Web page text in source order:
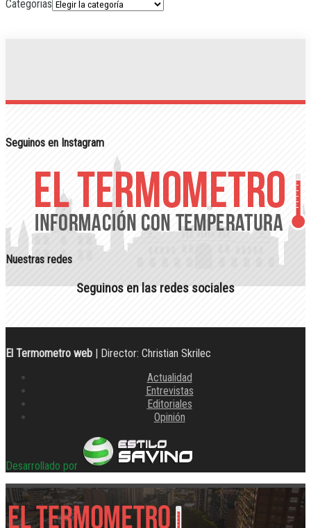
Categorias
Seguinos en Instagram
Nuestras redes
Seguinos en las redes sociales
El Termometro web | Director: Christian Skrilec
Actualidad
Entrevistas
Editoriales
Opinión
Desarrollado por